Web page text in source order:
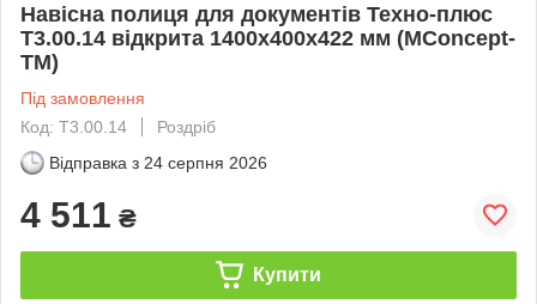
Навісна полиця для документів Техно-плюс
T3.00.14 відкрита 1400х400х422 мм (MConcept-
ТМ)
Під замовлення
Код: T3.00.14
Роздріб
Відправка з 24 серпня 2026
4 511 ₴
Купити